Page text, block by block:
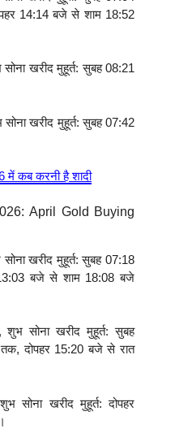
14:14 बजे से शाम 18:52
खरीद मुहूर्त: सुबह 08:21
खरीद मुहूर्त: सुबह 07:42
में कब करनी है शादी
April Gold Buying
खरीद मुहूर्त: सुबह 07:18
बजे से शाम 18:08 बजे
सोना खरीद मुहूर्त: सुबह
दोपहर 15:20 बजे से रात
सोना खरीद मुहूर्त: दोपहर